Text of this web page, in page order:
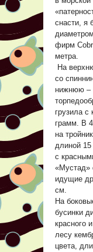
снасти, я
фирм
метра.
На
со
нижнюю –
грузила с
грамм. В
на
длиной
с
«Мустад»
идущие
см.
На
бусинки
красного
лесу
цвета,